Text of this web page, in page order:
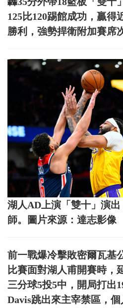
125比120踢館成功，贏得
勝利，強勢捍衛附加賽席
湖人AD上演「雙十」演
師。圖片來源：達志影像
前一戰爆冷擊敗密爾瓦基
比賽面對湖人甫開賽時，
三分球5投5中，開局打出
Davis跳出來主宰禁區，